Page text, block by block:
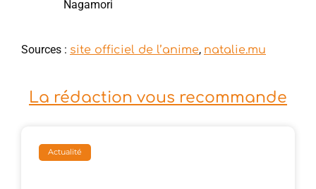
Nagamori
Sources : site officiel de l’anime, natalie.mu
La rédaction vous recommande
Actualité